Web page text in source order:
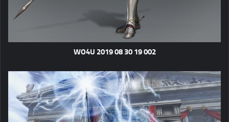
WO4U 2019 08 30 19 002